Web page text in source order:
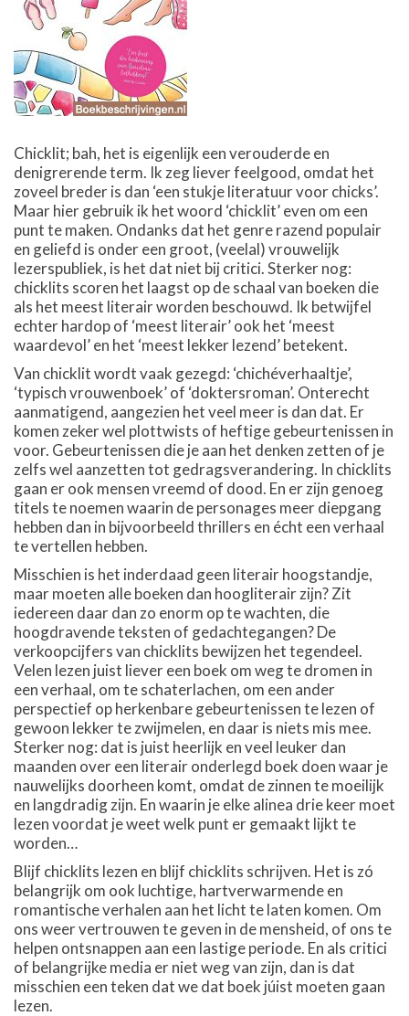
Chicklit; bah, het is eigenlijk een verouderde en
denigrerende term. Ik zeg liever feelgood, omdat het
zoveel breder is dan ‘een stukje literatuur voor chicks’.
Maar hier gebruik ik het woord ‘chicklit’ even om een
punt te maken. Ondanks dat het genre razend populair
en geliefd is onder een groot, (veelal) vrouwelijk
lezerspubliek, is het dat niet bij critici. Sterker nog:
chicklits scoren het laagst op de schaal van boeken die
als het meest literair worden beschouwd. Ik betwijfel
echter hardop of ‘meest literair’ ook het ‘meest
waardevol’ en het ‘meest lekker lezend’ betekent.
Van chicklit wordt vaak gezegd: ‘chichéverhaaltje’,
‘typisch vrouwenboek’ of ‘doktersroman’. Onterecht
aanmatigend, aangezien het veel meer is dan dat. Er
komen zeker wel plottwists of heftige gebeurtenissen in
voor. Gebeurtenissen die je aan het denken zetten of je
zelfs wel aanzetten tot gedragsverandering. In chicklits
gaan er ook mensen vreemd of dood. En er zijn genoeg
titels te noemen waarin de personages meer diepgang
hebben dan in bijvoorbeeld thrillers en écht een verhaal
te vertellen hebben.
Misschien is het inderdaad geen literair hoogstandje,
maar moeten alle boeken dan hoogliterair zijn? Zit
iedereen daar dan zo enorm op te wachten, die
hoogdravende teksten of gedachtegangen? De
verkoopcijfers van chicklits bewijzen het tegendeel.
Velen lezen juist liever een boek om weg te dromen in
een verhaal, om te schaterlachen, om een ander
perspectief op herkenbare gebeurtenissen te lezen of
gewoon lekker te zwijmelen, en daar is niets mis mee.
Sterker nog: dat is juist heerlijk en veel leuker dan
maanden over een literair onderlegd boek doen waar je
nauwelijks doorheen komt, omdat de zinnen te moeilijk
en langdradig zijn. En waarin je elke alinea drie keer moet
lezen voordat je weet welk punt er gemaakt lijkt te
worden…
Blijf chicklits lezen en blijf chicklits schrijven. Het is zó
belangrijk om ook luchtige, hartverwarmende en
romantische verhalen aan het licht te laten komen. Om
ons weer vertrouwen te geven in de mensheid, of ons te
helpen ontsnappen aan een lastige periode. En als critici
of belangrijke media er niet weg van zijn, dan is dat
misschien een teken dat we dat boek júist moeten gaan
lezen.